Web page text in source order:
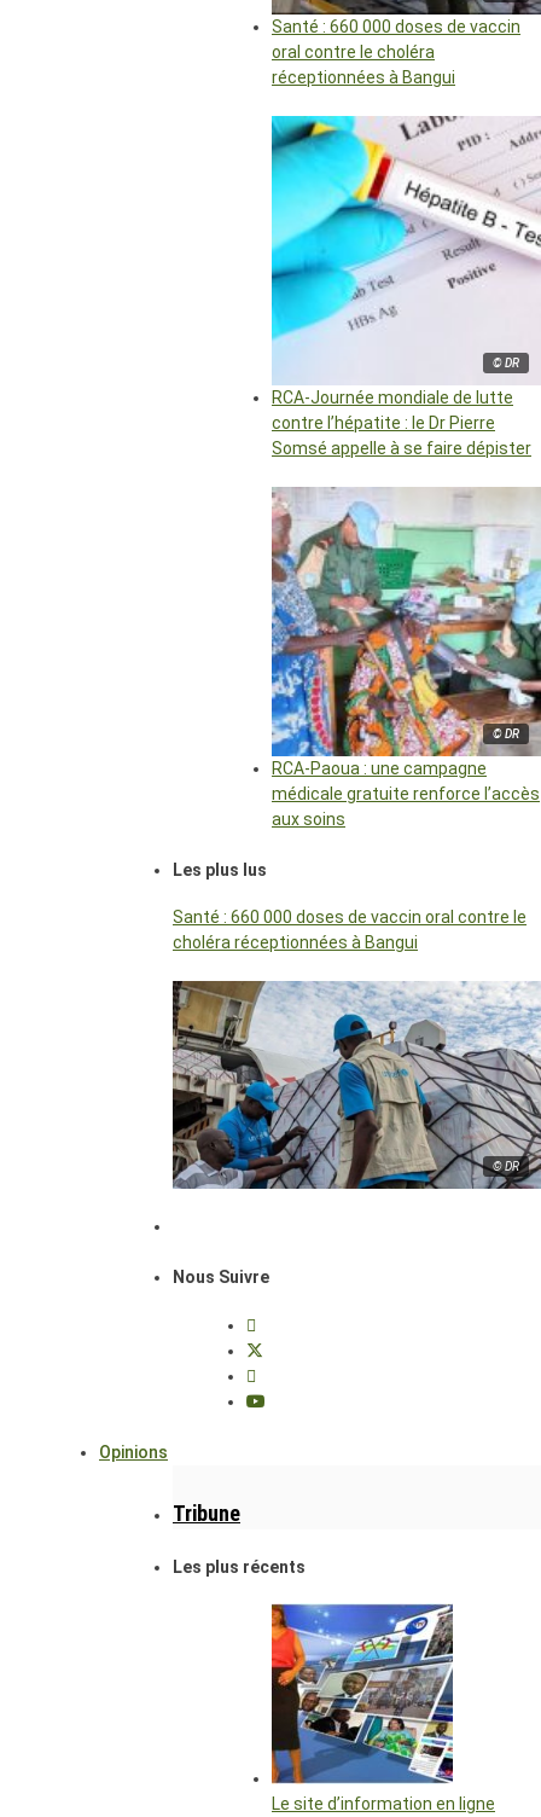
Santé : 660 000 doses de vaccin
oral contre le choléra
réceptionnées à Bangui
© DR
RCA-Journée mondiale de lutte
contre l’hépatite : le Dr Pierre
Somsé appelle à se faire dépister
© DR
RCA-Paoua : une campagne
médicale gratuite renforce l’accès
aux soins
Les plus lus
Santé : 660 000 doses de vaccin oral contre le
choléra réceptionnées à Bangui
© DR
Nous Suivre
Opinions
Tribune
Les plus récents
Le site d’information en ligne